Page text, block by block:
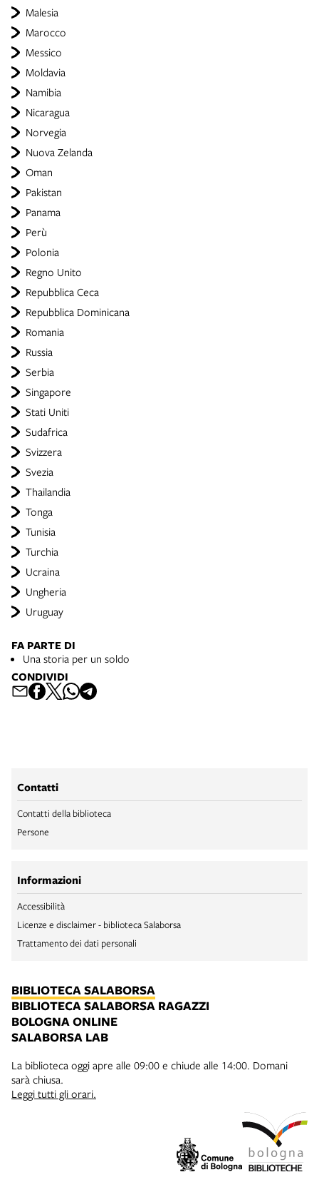
Malesia
Marocco
Messico
Moldavia
Namibia
Nicaragua
Norvegia
Nuova Zelanda
Oman
Pakistan
Panama
Perù
Polonia
Regno Unito
Repubblica Ceca
Repubblica Dominicana
Romania
Russia
Serbia
Singapore
Stati Uniti
Sudafrica
Svizzera
Svezia
Thailandia
Tonga
Tunisia
Turchia
Ucraina
Ungheria
Uruguay
FA PARTE DI
Una storia per un soldo
CONDIVIDI
Contatti
Contatti della biblioteca
Persone
Informazioni
Accessibilità
Licenze e disclaimer - biblioteca Salaborsa
Trattamento dei dati personali
BIBLIOTECA SALABORSA
BIBLIOTECA SALABORSA RAGAZZI
BOLOGNA ONLINE
SALABORSA LAB
La biblioteca oggi apre alle 09:00 e chiude alle 14:00. Domani
sarà chiusa.
Leggi tutti gli orari.